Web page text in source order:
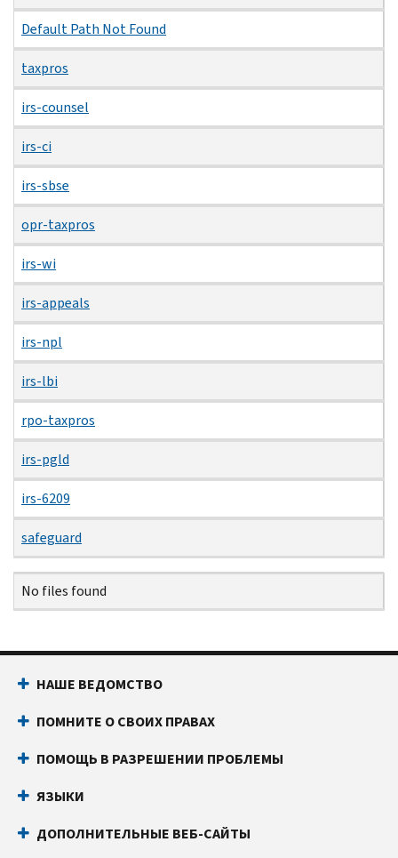
Default Path Not Found
taxpros
irs-counsel
irs-ci
irs-sbse
opr-taxpros
irs-wi
irs-appeals
irs-npl
irs-lbi
rpo-taxpros
irs-pgld
irs-6209
safeguard
Name
Date
Size
Description
No files found
НАШЕ ВЕДОМСТВО
ПОМНИТЕ О СВОИХ ПРАВАХ
ПОМОЩЬ В РАЗРЕШЕНИИ ПРОБЛЕМЫ
ЯЗЫКИ
ДОПОЛНИТЕЛЬНЫЕ ВЕБ-САЙТЫ